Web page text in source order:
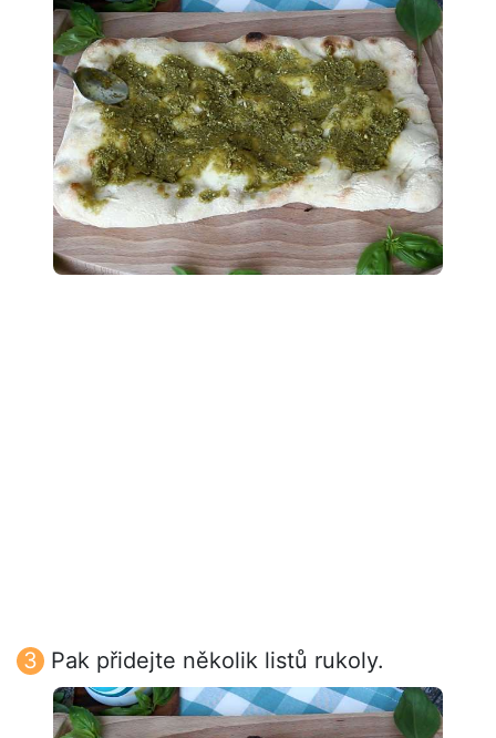
Pak přidejte několik listů rukoly.